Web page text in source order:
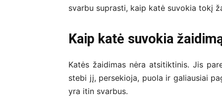
svarbu suprasti, kaip katė suvokia tokį
Kaip katė suvokia
Katės žaidimas nėra atsitiktinis. Jis
stebi jį, persekioja, puola ir galiausiai
yra itin svarbus.